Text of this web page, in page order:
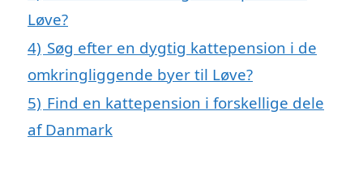
Løve?
4) Søg efter en dygtig kattepension i de
omkringliggende byer til Løve?
5) Find en kattepension i forskellige dele
af Danmark